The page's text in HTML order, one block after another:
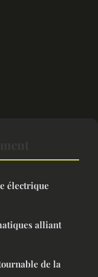
électrique
alliant
de la